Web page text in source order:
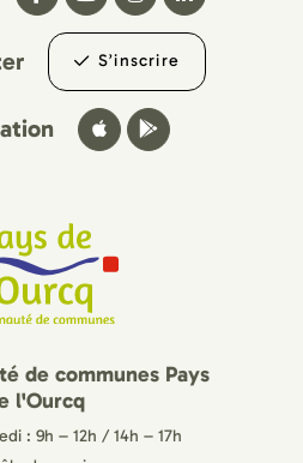
S’inscrire
de communes Pays
l'Ourcq
: 9h – 12h / 14h – 17h